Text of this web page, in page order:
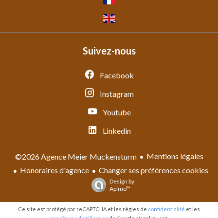
Suivez-nous
Facebook
Instagram
Youtube
Linkedin
©2026 Agence Meier Muckensturm
Mentions légales
Honoraires d'agence
Changer ses préférences cookies
Design by
Apimo™
Ce site est protégé par reCAPTCHA et les règles de confidentialité et les